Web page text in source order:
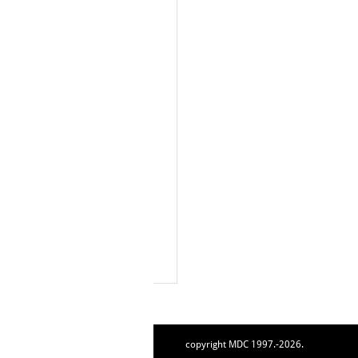
copyright MDC 1997.-2026.